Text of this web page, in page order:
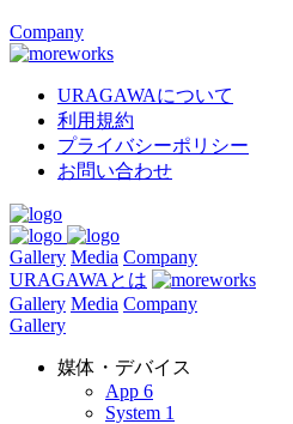
Company
URAGAWAについて
利用規約
プライバシーポリシー
お問い合わせ
Gallery Media Company
URAGAWAとは
Gallery Media Company
Gallery
媒体・デバイス
App 6
System 1